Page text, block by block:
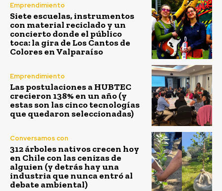
Emprendimiento
Siete escuelas, instrumentos
con material reciclado y un
concierto donde el público
toca: la gira de Los Cantos de
Colores en Valparaíso
Emprendimiento
Las postulaciones a HUBTEC
crecieron 138% en un año (y
estas son las cinco tecnologías
que quedaron seleccionadas)
Conversamos con
312 árboles nativos crecen hoy
en Chile con las cenizas de
alguien (y detrás hay una
industria que nunca entró al
debate ambiental)